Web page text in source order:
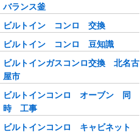
バランス釜
ビルトイン コンロ 交換
ビルトイン コンロ 豆知識
ビルトインガスコンロ交換 北名古
屋市
ビルトインコンロ オーブン 同
時 工事
ビルトインコンロ キャビネット